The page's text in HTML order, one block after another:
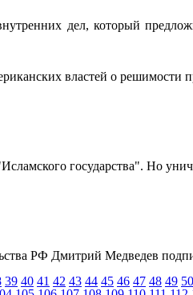
дел, который
властей о решимости
государства". Но
РФ Дмитрий Медведев
39 40 41 42 43 44 45 46 47 48 49 50